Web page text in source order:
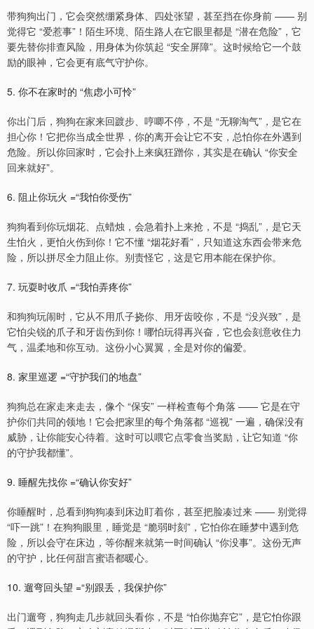
带狗狗出门，它会突然绷紧身体、四处张望，甚至挡在你身前 —— 别
觉得它 “爱惹事”！陌生环境、陌生路人在它眼里都是 “潜在危险”，它
要先替你排查风险，用身体为你筑起 “安全屏障”。这时候给它一个鼓
励的眼神，它会更有底气守护你。
5. 你不在家时的 “焦虑小可怜”
你出门后，狗狗在家来回踱步、哼唧不停，不是 “无聊淘气”，是它在
担心你！它把你当成全世界，你的离开会让它不安，总怕你在外遇到
危险。所以你回家时，它会扑上来疯狂蹭你，其实是在确认 “你安全
回来就好”。
6. 阻止你玩火 =“我怕你受伤”
狗狗看到你玩烟花、点蜡烛，会急着扑上来抢，不是 “捣乱”，是它天
生怕火，更怕火伤到你！它不懂 “烟花好看”，只知道这东西会带来危
险，所以拼尽全力阻止你。别责怪它，这是它用本能在保护你。
7. 玩耍时收爪 =“我怕弄疼你”
和狗狗玩闹时，它从不用爪子挠你、用牙齿咬你，不是 “没兴致”，是
它怕尖锐的爪子和牙齿伤到你！哪怕玩得再兴奋，它也会刻意收住力
气，温柔地和你互动。这份小心翼翼，全是对你的偏爱。
8. 家里巡逻 =“守护我们的地盘”
狗狗总在家走来走去，像个 “保安” 一样检查每个角落 —— 它是在守
护你们共同的领地！它会把家里的每个角落都 “巡视” 一遍，确保没有
威胁，让你能安心待着。这时可以喂它点零食当奖励，让它知道 “你
的守护我都懂”。
9. 睡醒先找你 =“确认你安好”
你睡醒时，总看到狗狗凑到床边盯着你，甚至把脸凑过来 —— 别觉得
“吓一跳”！在狗狗眼里，睡觉是 “脆弱时刻”，它怕你在睡梦中遇到危
险，所以会守在床边，等你醒来就第一时间确认 “你没事”。这份无声
的守护，比任何甜言蜜语都暖心。
10. 遛弯回头望 =“别跟丢，我保护你”
出门遛弯，狗狗走几步就回头看你，不是 “怕你抛弃它”，是它怕你跟